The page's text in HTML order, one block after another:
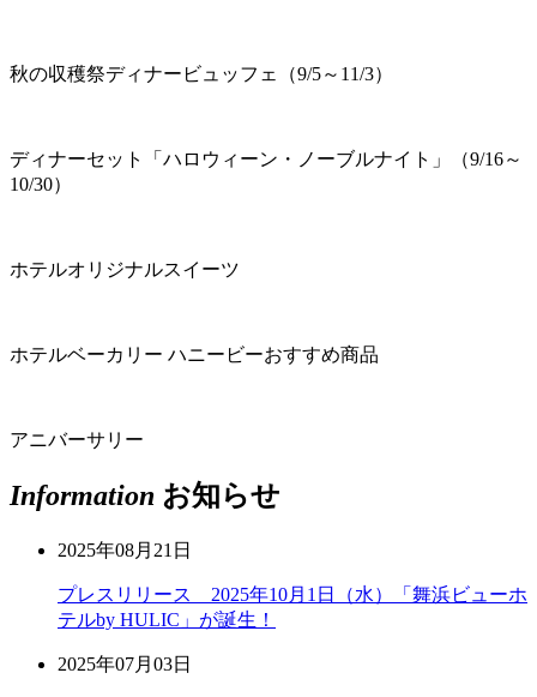
秋の収穫祭ディナービュッフェ（9/5～11/3）
ディナーセット「ハロウィーン・ノーブルナイト」（9/16～
10/30）
ホテルオリジナルスイーツ
ホテルベーカリー ハニービーおすすめ商品
アニバーサリー
Information お知らせ
2025年08月21日
プレスリリース 2025年10月1日（水）「舞浜ビューホ
テルby HULIC」が誕生！
2025年07月03日